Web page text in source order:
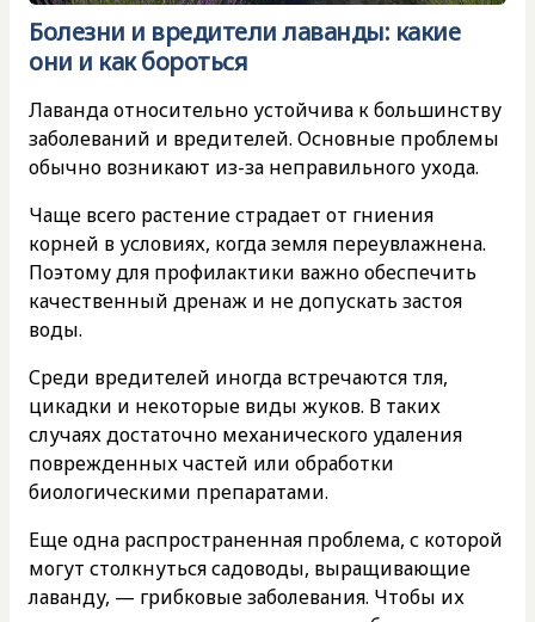
Болезни и вредители лаванды: какие
они и как бороться
Лаванда относительно устойчива к большинству
заболеваний и вредителей. Основные проблемы
обычно возникают из-за неправильного ухода.
Чаще всего растение страдает от гниения
корней в условиях, когда земля переувлажнена.
Поэтому для профилактики важно обеспечить
качественный дренаж и не допускать застоя
воды.
Среди вредителей иногда встречаются тля,
цикадки и некоторые виды жуков. В таких
случаях достаточно механического удаления
поврежденных частей или обработки
биологическими препаратами.
Еще одна распространенная проблема, с которой
могут столкнуться садоводы, выращивающие
лаванду, — грибковые заболевания. Чтобы их